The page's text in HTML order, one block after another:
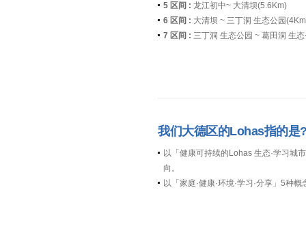
5 区间 : 龙江初中~ 大清坝(5.6Km)
6 区间 : 大清坝 ~ 三丁洞 生态公园
7 区间 : 三丁洞 生态公园 ~ 葛田洞 生
我们大德区的Lohas指的是
以「健康可持续的Lohas 生态·学习城
向。
以「家庭·健康·环境·学习·分享」5种